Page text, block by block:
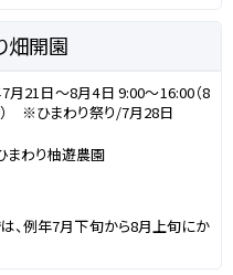
畑開園
月21日～8月4日 9:00～16:00（8
※ひまわり祭り/7月28日
わり柚遊農園
、例年7月下旬から8月上旬にか